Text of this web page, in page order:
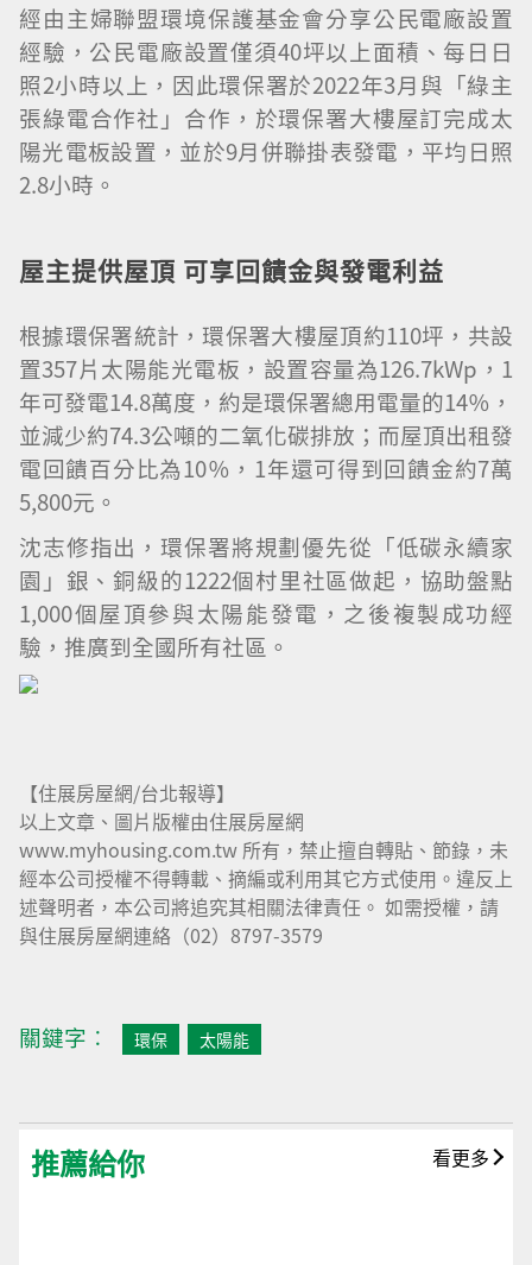
經由主婦聯盟環境保護基金會分享公民電廠設置
經驗，公民電廠設置僅須40坪以上面積、每日日
照2小時以上，因此環保署於2022年3月與「綠主
張綠電合作社」合作，於環保署大樓屋訂完成太
陽光電板設置，並於9月併聯掛表發電，平均日照
2.8小時。
屋主提供屋頂 可享回饋金與發電利益
根據環保署統計，環保署大樓屋頂約110坪，共設
置357片太陽能光電板，設置容量為126.7kWp，1
年可發電14.8萬度，約是環保署總用電量的14％，
並減少約74.3公噸的二氧化碳排放；而屋頂出租發
電回饋百分比為10％，1年還可得到回饋金約7萬
5,800元。
沈志修指出，環保署將規劃優先從「低碳永續家
園」銀、銅級的1222個村里社區做起，協助盤點
1,000個屋頂參與太陽能發電，之後複製成功經
驗，推廣到全國所有社區。
【住展房屋網/台北報導】
以上文章、圖片版權由住展房屋網
www.myhousing.com.tw 所有，禁止擅自轉貼、節錄，未
經本公司授權不得轉載、摘編或利用其它方式使用。違反上
述聲明者，本公司將追究其相關法律責任。 如需授權，請
與住展房屋網連絡（02）8797-3579
關鍵字︰ 環保 太陽能
推薦給你 看更多